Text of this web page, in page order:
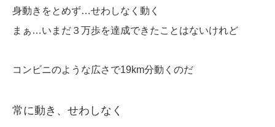
身動きをとめず…せわしなく動く
まぁ…いまだ３万歩を達成できたことはないけれど
コンビニのような広さで19km分動くのだ
常に動き、せわしなく